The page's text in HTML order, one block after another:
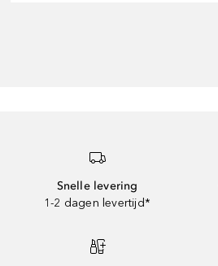
Snelle levering
1-2 dagen levertijd*